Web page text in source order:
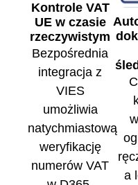
Kontrole VAT
UE w czasie
rzeczywistym
Bezpośrednia
integracja z
VIES
umożliwia
natychmiastową
weryfikację
numerów VAT
a